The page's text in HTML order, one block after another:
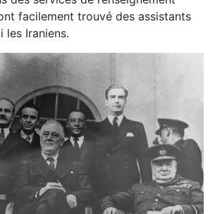
facilement trouvé des assistants
les Iraniens.